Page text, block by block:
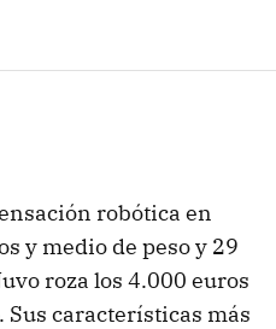
robótica en
y medio de peso y 29
roza los 4.000 euros
Sus características más